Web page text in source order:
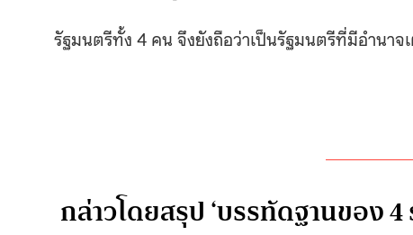
รัฐมนตรีทั้ง 4 คน จึงยังถือว่าเป็นรัฐมนตรีที่มีอำนาจ
กล่าวโดยสรุป ‘บรรทัดฐานของ